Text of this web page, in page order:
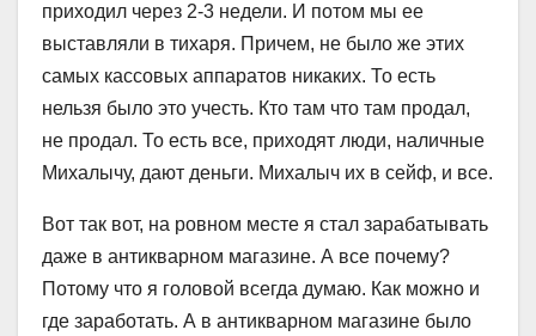
приходил через 2-3 недели. И потом мы ее
выставляли в тихаря. Причем, не было же этих
самых кассовых аппаратов никаких. То есть
нельзя было это учесть. Кто там что там продал,
не продал. То есть все, приходят люди, наличные
Михалычу, дают деньги. Михалыч их в сейф, и все.
Вот так вот, на ровном месте я стал зарабатывать
даже в антикварном магазине. А все почему?
Потому что я головой всегда думаю. Как можно и
где заработать. А в антикварном магазине было